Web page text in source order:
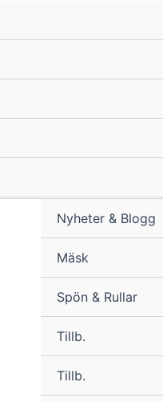
Nyheter & Blogg
Mäsk
Spön & Rullar
Tillb.
Tillb.